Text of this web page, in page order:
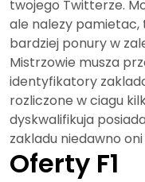
twojego Twitterze.
ale nalezy pamietac,
bardziej ponury w
Mistrzowie musza
identyfikatory
rozliczone w ciagu
dyskwalifikuja
zakladu niedawno oni
Oferty F1